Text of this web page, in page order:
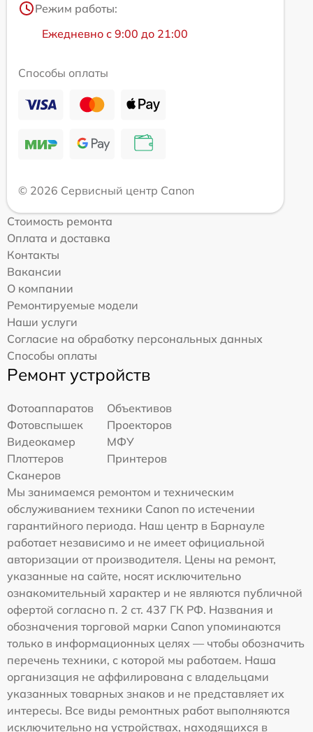
Режим работы:
Ежедневно с 9:00 до 21:00
Способы оплаты
© 2026 Сервисный центр Canon
Стоимость ремонта
Оплата и доставка
Контакты
Вакансии
О компании
Ремонтируемые модели
Наши услуги
Согласие на обработку персональных данных
Способы оплаты
Ремонт устройств
Фотоаппаратов
Объективов
Фотовспышек
Проекторов
Видеокамер
МФУ
Плоттеров
Принтеров
Сканеров
Мы занимаемся ремонтом и техническим
обслуживанием техники Canon по истечении
гарантийного периода. Наш центр в Барнауле
работает независимо и не имеет официальной
авторизации от производителя. Цены на ремонт,
указанные на сайте, носят исключительно
ознакомительный характер и не являются публичной
офертой согласно п. 2 ст. 437 ГК РФ. Названия и
обозначения торговой марки Canon упоминаются
только в информационных целях — чтобы обозначить
перечень техники, с которой мы работаем. Наша
организация не аффилирована с владельцами
указанных товарных знаков и не представляет их
интересы. Все виды ремонтных работ выполняются
исключительно на устройствах, находящихся в